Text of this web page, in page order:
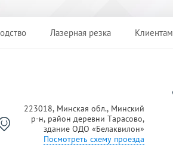
Лазерная резка Клиентам
223018, Минская обл., Минский
р-н, район деревни Тарасово,
здание ОДО «Белаквилон»
Посмотреть схему проезда